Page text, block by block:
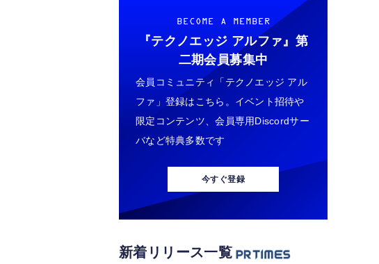
BECOME A MEMBER
『テクノエッジ アルファ』 第
二期会員募集中
会員コミュニティ「テクノエッジ アル
ファ」登録はこちら。イベント招待や
限定コンテンツ、会員専用Discordサー
バなど特典多数です
今すぐ登録
新着リリース一覧